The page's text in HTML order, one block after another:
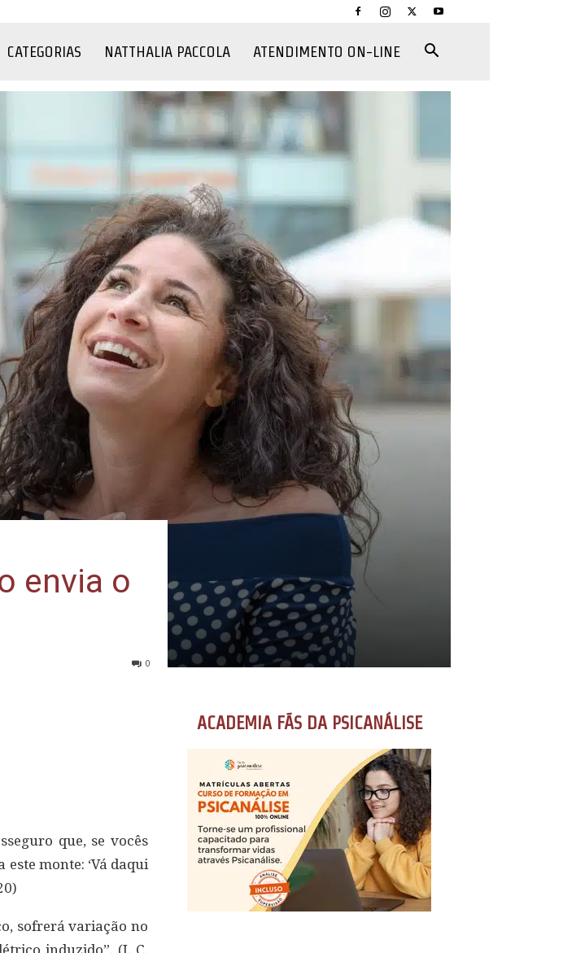
CATEGORIAS NATTHALIA PACCOLA ATENDIMENTO ON-LINE
envia o
0
que, se vocês
monte: ‘Vá daqui
sofrerá variação no
induzido”. (J. C.
ACADEMIA FÃS DA PSICANÁLISE